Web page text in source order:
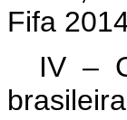
Fifa
IV –